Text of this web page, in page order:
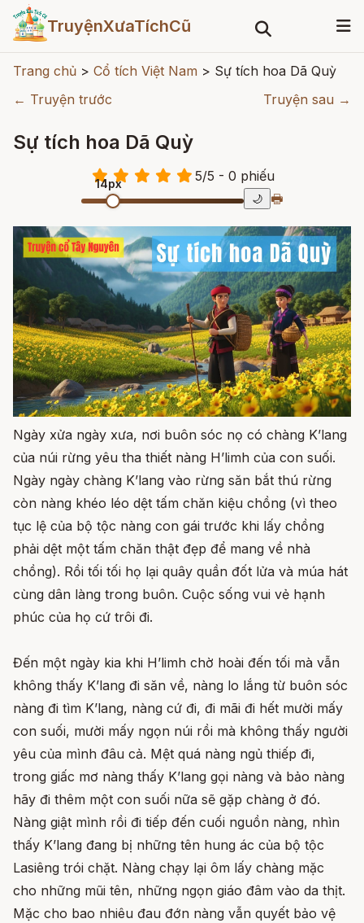
TruyệnXưaTíchCũ
Trang chủ > Cổ tích Việt Nam > Sự tích hoa Dã Quỳ
← Truyện trước
Truyện sau →
Sự tích hoa Dã Quỳ
5/5 - 0 phiếu
14px
🌙 🖶
Ngày xửa ngày xưa, nơi buôn sóc nọ có chàng K’lang
của núi rừng yêu tha thiết nàng H’limh của con suối.
Ngày ngày chàng K’lang vào rừng săn bắt thú rừng
còn nàng khéo léo dệt tấm chăn kiệu chồng (vì theo
tục lệ của bộ tộc nàng con gái trước khi lấy chồng
phải dệt một tấm chăn thật đẹp để mang về nhà
chồng). Rồi tối tối họ lại quây quần đốt lửa và múa hát
cùng dân làng trong buôn. Cuộc sống vui vẻ hạnh
phúc của họ cứ trôi đi.
Đến một ngày kia khi H’limh chờ hoài đến tối mà vẫn
không thấy K’lang đi săn về, nàng lo lắng từ buôn sóc
nàng đi tìm K’lang, nàng cứ đi, đi mãi đi hết mười mấy
con suối, mười mấy ngọn núi rồi mà không thấy người
yêu của mình đâu cả. Mệt quá nàng ngủ thiếp đi,
trong giấc mơ nàng thấy K’lang gọi nàng và bảo nàng
hãy đi thêm một con suối nữa sẽ gặp chàng ở đó.
Nàng giật mình rồi đi tiếp đến cuối nguồn nàng, nhìn
thấy K’lang đang bị những tên hung ác của bộ tộc
Lasiêng trói chặt. Nàng chạy lại ôm lấy chàng mặc
cho những mũi tên, những ngọn giáo đâm vào da thịt.
Mặc cho bao nhiêu đau đớn nàng vẫn quyết bảo vệ